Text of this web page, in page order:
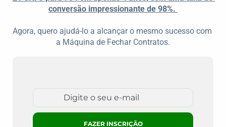
conversão impressionante de 98%.
Agora, quero ajudá-lo a alcançar o mesmo sucesso com
a Máquina de Fechar Contratos.